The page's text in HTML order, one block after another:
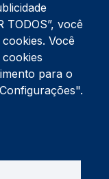
Nazaré
TODOS”, você
Você
para o